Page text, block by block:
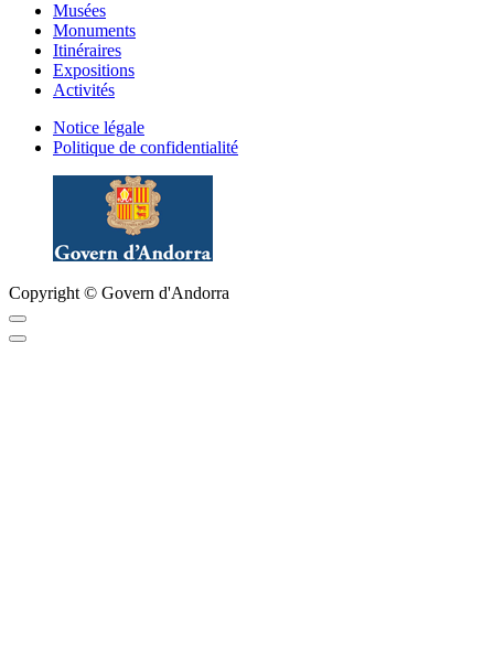
Musées
Monuments
Itinéraires
Expositions
Activités
Notice légale
Politique de confidentialité
Copyright © Govern d'Andorra